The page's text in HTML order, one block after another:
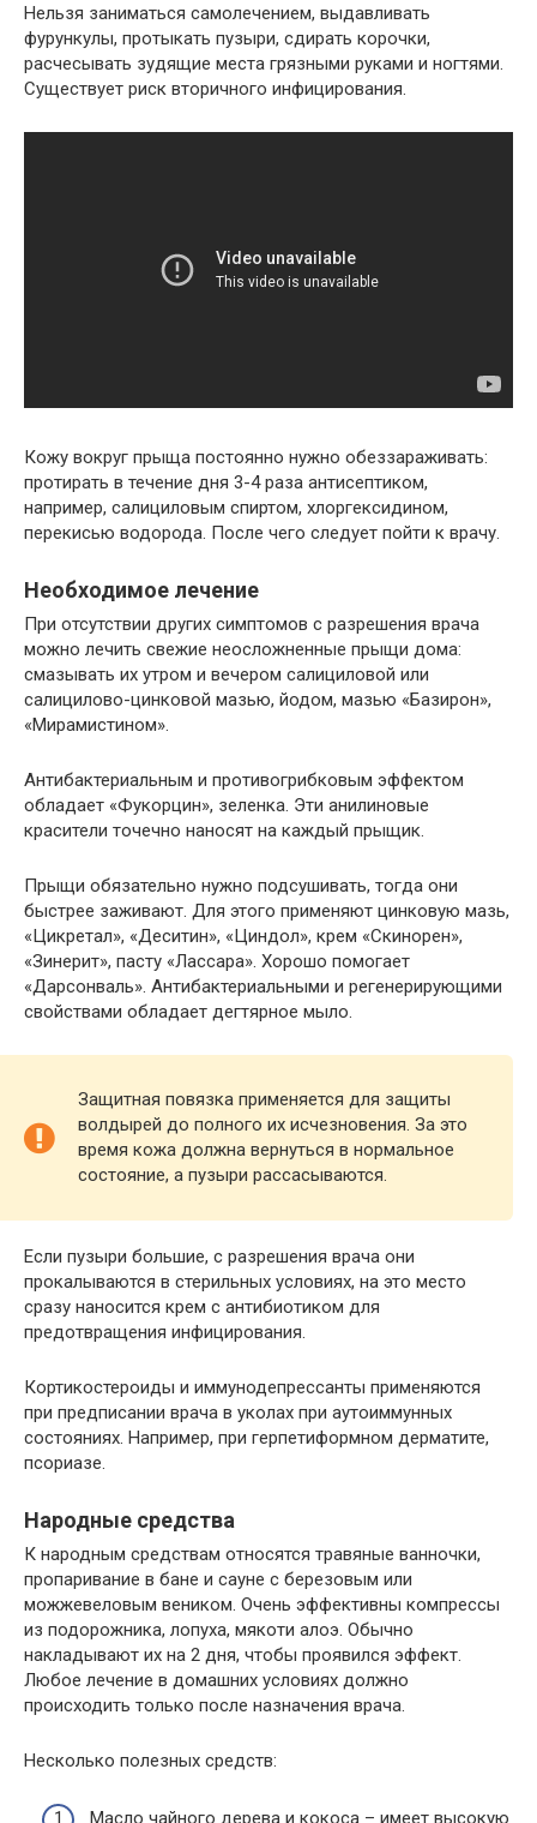
Нельзя заниматься самолечением, выдавливать
фурункулы, протыкать пузыри, сдирать корочки,
расчесывать зудящие места грязными руками и ногтями.
Существует риск вторичного инфицирования.
Кожу вокруг прыща постоянно нужно обеззараживать:
протирать в течение дня 3-4 раза антисептиком,
например, салициловым спиртом, хлоргексидином,
перекисью водорода. После чего следует пойти к врачу.
Необходимое лечение
При отсутствии других симптомов с разрешения врача
можно лечить свежие неосложненные прыщи дома:
смазывать их утром и вечером салициловой или
салицилово-цинковой мазью, йодом, мазью «Базирон»,
«Мирамистином».
Антибактериальным и противогрибковым эффектом
обладает «Фукорцин», зеленка. Эти анилиновые
красители точечно наносят на каждый прыщик.
Прыщи обязательно нужно подсушивать, тогда они
быстрее заживают. Для этого применяют цинковую мазь,
«Цикретал», «Деситин», «Циндол», крем «Скинорен»,
«Зинерит», пасту «Лассара». Хорошо помогает
«Дарсонваль». Антибактериальными и регенерирующими
свойствами обладает дегтярное мыло.
Защитная повязка применяется для защиты
волдырей до полного их исчезновения. За это
время кожа должна вернуться в нормальное
состояние, а пузыри рассасываются.
Если пузыри большие, с разрешения врача они
прокалываются в стерильных условиях, на это место
сразу наносится крем с антибиотиком для
предотвращения инфицирования.
Кортикостероиды и иммунодепрессанты применяются
при предписании врача в уколах при аутоиммунных
состояниях. Например, при герпетиформном дерматите,
псориазе.
Народные средства
К народным средствам относятся травяные ванночки,
пропаривание в бане и сауне с березовым или
можжевеловым веником. Очень эффективны компрессы
из подорожника, лопуха, мякоти алоэ. Обычно
накладывают их на 2 дня, чтобы проявился эффект.
Любое лечение в домашних условиях должно
происходить только после назначения врача.
Несколько полезных средств:
Масло чайного дерева и кокоса – имеет высокую